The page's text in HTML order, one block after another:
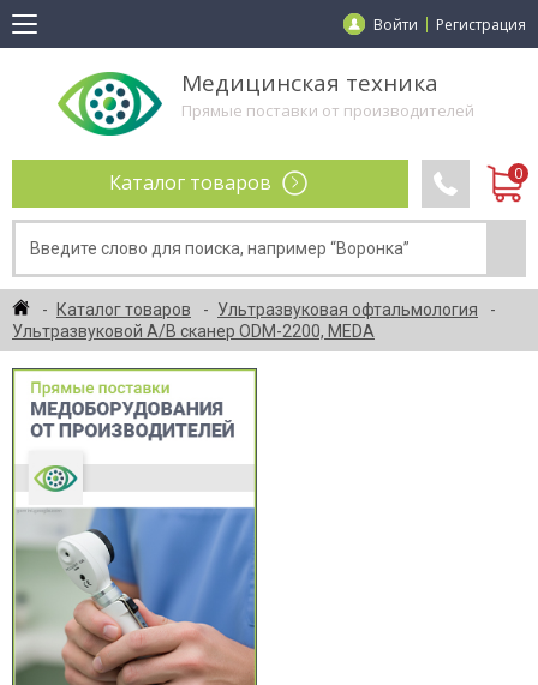
Войти Регистрация
Медицинская техника
Прямые поставки от производителей
Каталог товаров
Каталог товаров
Ультразвуковая офтальмология
Ультразвуковой A/B сканер ODM-2200, MEDA